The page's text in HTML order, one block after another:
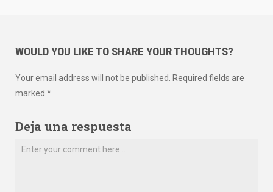
WOULD YOU LIKE TO SHARE YOUR THOUGHTS?
Your email address will not be published. Required fields are
marked *
Deja una respuesta